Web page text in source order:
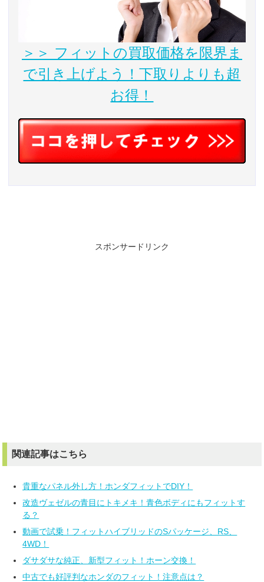
＞＞ フィットの買取価格を限界ま
で引き上げよう！下取りよりも超
お得！
スポンサードリンク
関連記事はこちら
貴重なパネル外し方！ホンダフィットでDIY！
改造ヴェゼルの青目にトキメキ！青色ボディにもフィットす
る？
動画で試乗！フィットハイブリッドのSパッケージ、RS、
4WD！
ダサダサな純正、新型フィット！ホーン交換！
中古でも好評判なホンダのフィット！注意点は？